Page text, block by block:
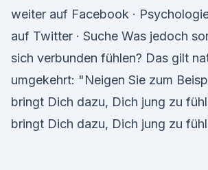
weiter auf Facebook ·
auf Twitter · Suche Was jedoch
sich verbunden fühlen? Das gilt
umgekehrt: "Neigen Sie zum
bringt Dich dazu, Dich jung zu
bringt Dich dazu, Dich jung zu